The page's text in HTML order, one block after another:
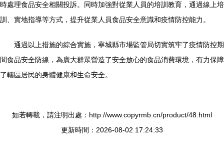
時處理食品安全相關投訴。同時加強對從業人員的培訓教育，通過線上培
訓、實地指導等方式，提升從業人員食品安全意識和疫情防控能力。
通過以上措施的綜合實施，寧城縣市場監管局切實筑牢了疫情防控期
間食品安全防線，為廣大群眾營造了安全放心的食品消費環境，有力保障
了轄區居民的身體健康和生命安全。
如若轉載，請注明出處：http://www.copyrmb.cn/product/48.html
更新時間：2026-08-02 17:24:33